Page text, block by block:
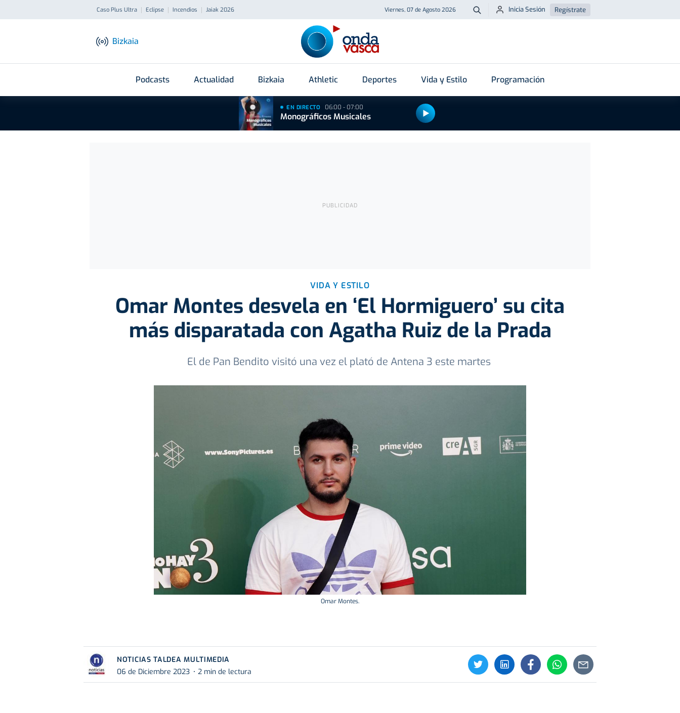
Caso Plus Ultra Eclipse Incendios Jaiak 2026 Viernes, 07 de Agosto 2026 Buscar
Inicia Sesión Regístrate
Bizkaia
Podcasts Actualidad Bizkaia Athletic Deportes Vida y Estilo Programación
EN DIRECTO 06:00 - 07:00
Monográficos Musicales
VIDA Y ESTILO
Omar Montes desvela en ‘El Hormiguero’ su cita
más disparatada con Agatha Ruiz de la Prada
El de Pan Bendito visitó una vez el plató de Antena 3 este martes
Omar Montes.
NOTICIAS TALDEA MULTIMEDIA
06 de Diciembre 2023
2 min de lectura